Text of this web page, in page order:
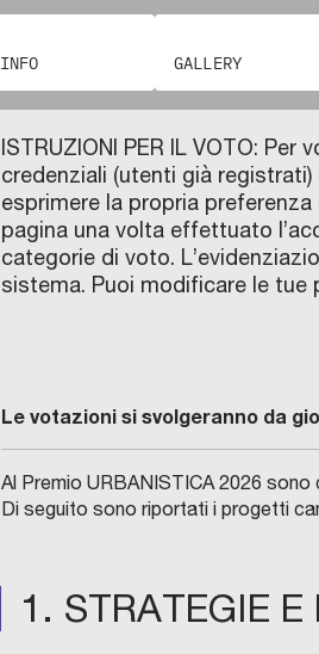
INFO GALLERY
ISTRUZIONI PER IL VOTO:
credenziali (utenti già
esprimere la propria
pagina una volta effettuato
categorie di voto.
sistema. Puoi modificare le tue
Le votazioni si svolgeranno da
Al Premio URBANISTICA 2026
Di seguito sono riportati i progetti
1. STRATEGIE E